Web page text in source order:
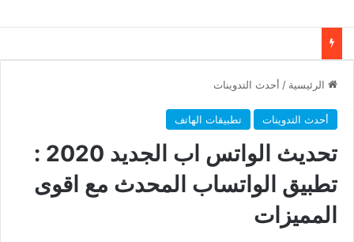
الرئيسية / أحدث التدوينات
أحدث التدوينات تطبيقات الهاتف
تحديث الواتس اب الجديد 2020 :
تطبيق الواتساب المحدث مع اقوى
المميزات